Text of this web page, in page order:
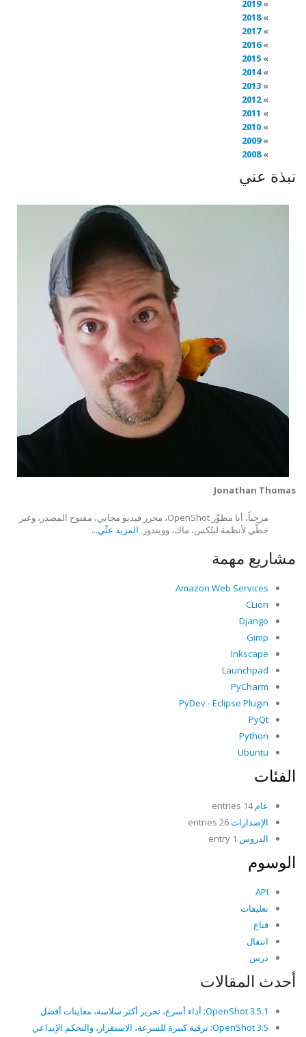
2019
2018
2017
2016
2015
2014
2013
2012
2011
2010
2009
2008
نبذة عني
Jonathan Thomas
مرحباً، أنا مطوِّر OpenShot، محرر فيديو مجاني، مفتوح المصدر، وغير
خطَّي لأنظمة لينُكس، ماك، وويندوز. المزيد عنِّي...
مشاريع مهمة
Amazon Web Services
CLion
Django
Gimp
Inkscape
Launchpad
PyCharm
PyDev - Eclipse Plugin
PyQt
Python
Ubuntu
الفئات
عام14 entries
الإصدارات
الدروس
الوسوم
API
تعليقات
قناع
انتقال
درس
أحدث المقالات
OpenShot 3.5.1: أداء أسرع، تحرير أكثر سلاسة، معاينات أفضل
OpenShot 3.5: ترقية كبيرة للسرعة، الاستقرار، والتحكم الإبداعي